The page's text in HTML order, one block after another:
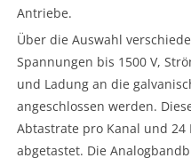
Antriebe.
Über die Auswahl
Spannungen bis 1500 V,
und Ladung an die
angeschlossen werden.
Abtastrate pro Kanal und
abgetastet. Die